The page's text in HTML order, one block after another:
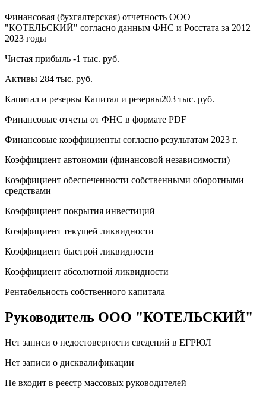
Финансовая (бухгалтерская) отчетность ООО
"КОТЕЛЬСКИЙ" согласно данным ФНС и Росстата за 2012–
2023 годы
Чистая прибыль -1 тыс. руб.
Активы 284 тыс. руб.
Капитал и резервы Капитал и резервы203 тыс. руб.
Финансовые отчеты от ФНС в формате PDF
Финансовые коэффициенты согласно результатам 2023 г.
Коэффициент автономии (финансовой независимости)
Коэффициент обеспеченности собственными оборотными
средствами
Коэффициент покрытия инвестиций
Коэффициент текущей ликвидности
Коэффициент быстрой ликвидности
Коэффициент абсолютной ликвидности
Рентабельность собственного капитала
Руководитель ООО "КОТЕЛЬСКИЙ"
Нет записи о недостоверности сведений в ЕГРЮЛ
Нет записи о дисквалификации
Не входит в реестр массовых руководителей